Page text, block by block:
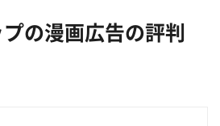
の漫画広告の評判